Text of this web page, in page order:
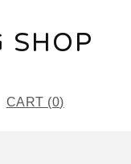
SHOP
CART (0)